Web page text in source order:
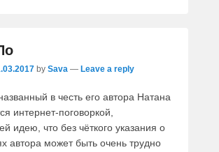
by Sava — Leave a reply
в честь его автора Натана
интернет-поговоркой,
идею, что без чёткого указания о
автора может быть очень трудно